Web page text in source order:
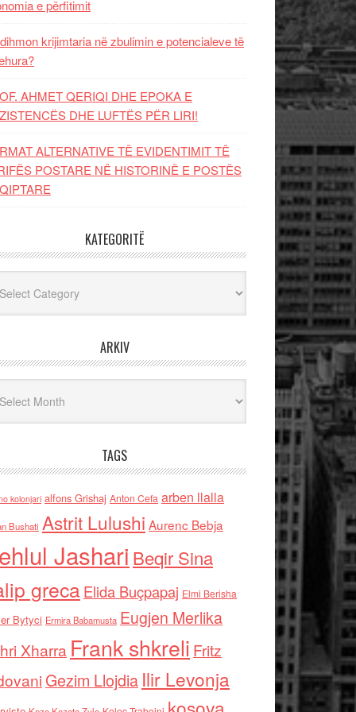
e përfitimit
krijimtaria në zbulimin e potencialeve të
AHMET QERIQI DHE EPOKA E
DHE LUFTЁS PЁR LIRI!
ALTERNATIVE TË EVIDENTIMIT TË
POSTARE NË HISTORINË E POSTËS
KATEGORITË
ARKIV
TAGS
kolonjari alfons Grishaj Anton Cefa arben llalla
Bushati Astrit Lulushi Aurenc Bebja
Jashari Beqir Sina
grecaElida Buçpapaj Elmi Berisha
Bytyci Ermira Babamusta Eugjen Merlika
Xharra Frank shkreli Fritz
Gezim Llojdia Ilir Levonja